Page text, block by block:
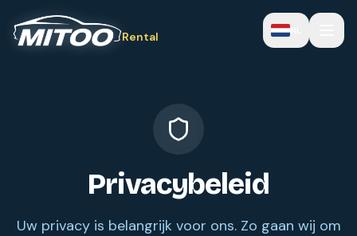
Rental
Privacybeleid
Uw privacy is belangrijk voor ons. Zo gaan wij om